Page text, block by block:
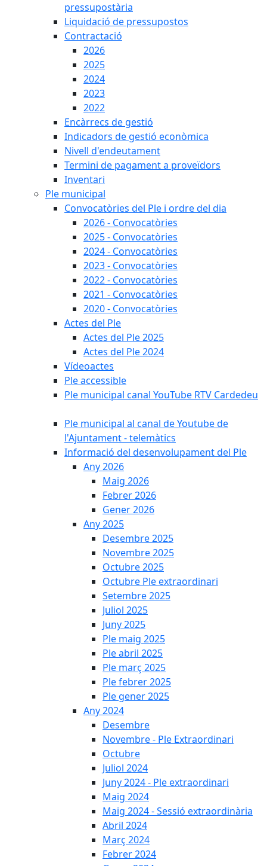
pressupostària
Liquidació de pressupostos
Contractació
2026
2025
2024
2023
2022
Encàrrecs de gestió
Indicadors de gestió econòmica
Nivell d'endeutament
Termini de pagament a proveïdors
Inventari
Ple municipal
Convocatòries del Ple i ordre del dia
2026 - Convocatòries
2025 - Convocatòries
2024 - Convocatòries
2023 - Convocatòries
2022 - Convocatòries
2021 - Convocatòries
2020 - Convocatòries
Actes del Ple
Actes del Ple 2025
Actes del Ple 2024
Vídeoactes
Ple accessible
Ple municipal canal YouTube RTV Cardedeu
Ple municipal al canal de Youtube de
l'Ajuntament - telemàtics
Informació del desenvolupament del Ple
Any 2026
Maig 2026
Febrer 2026
Gener 2026
Any 2025
Desembre 2025
Novembre 2025
Octubre 2025
Octubre Ple extraordinari
Setembre 2025
Juliol 2025
Juny 2025
Ple maig 2025
Ple abril 2025
Ple març 2025
Ple febrer 2025
Ple gener 2025
Any 2024
Desembre
Novembre - Ple Extraordinari
Octubre
Juliol 2024
Juny 2024 - Ple extraordinari
Maig 2024
Maig 2024 - Sessió extraordinària
Abril 2024
Març 2024
Febrer 2024